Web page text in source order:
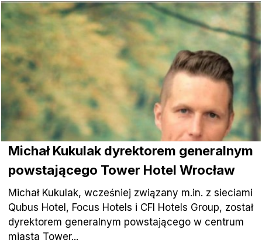
Michał Kukulak dyrektorem generalnym
powstającego Tower Hotel Wrocław
Michał Kukulak, wcześniej związany m.in. z sieciami
Qubus Hotel, Focus Hotels i CFI Hotels Group, został
dyrektorem generalnym powstającego w centrum
miasta Tower...